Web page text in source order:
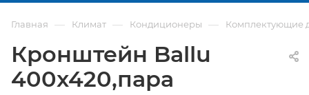
Главная — Климат — Кондиционеры — Комплектующие
Кронштейн Ballu
400x420,пара